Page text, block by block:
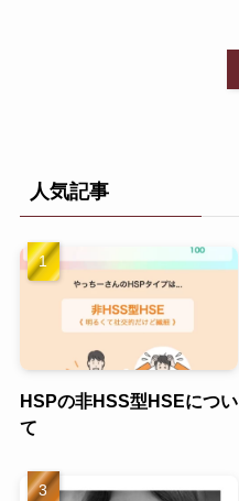
人気記事
HSPの非HSS型HSEについ
て